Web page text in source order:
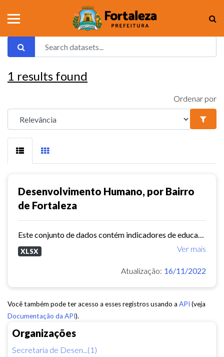
Organizações
Secretaria de Desen...(1)
1 results found
Ordenar por
Desenvolvimento Humano, por Bairro
de Fortaleza
Ver mais
XLSX
Atualização: 16/11/2022
Você também pode ter acesso a esses registros usando a API (veja
Documentação da API).